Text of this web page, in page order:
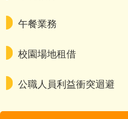
午餐業務
校園場地租借
公職人員利益衝突迴避